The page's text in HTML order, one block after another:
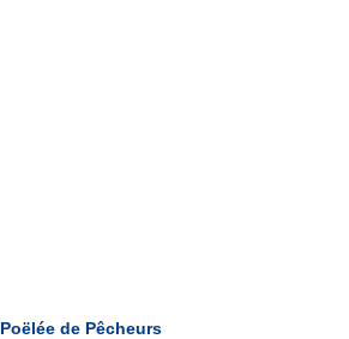
Poëlée de Pêcheurs